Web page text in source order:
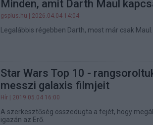
Minden, amit Darth Maul
gsplus.hu | 2026.04.04 14:04
Legalábbis régebben Darth, most már csak Maul.
Star Wars Top 10 -
messzi galaxis filmjeit
Hír | 2019.05.04 16:00
A szerkesztőség összedugta a fejét, hogy
igazán az Erő.